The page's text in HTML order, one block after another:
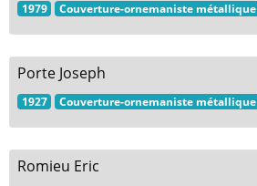
1979 Couverture-ornemaniste métallique
Porte Joseph
1927 Couverture-ornemaniste métallique
Romieu Eric